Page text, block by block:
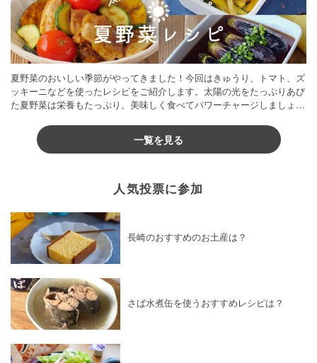
夏野菜のおいしい季節がやってきました！今回はきゅうり、トマト、ズ
ッキーニなどを使ったレシピをご紹介します。太陽の光をたっぷりあび
た夏野菜は栄養もたっぷり。美味しく食べてパワーチャージしましょう
一覧を見る
人気投票に参加
長崎のおすすめのお土産は？
さば水煮缶を使うおすすめレシピは？